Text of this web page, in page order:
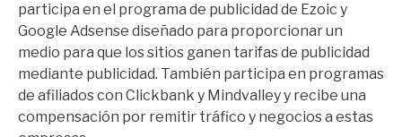
participa en el programa de publicidad de Ezoic y
Google Adsense diseñado para proporcionar un
medio para que los sitios ganen tarifas de publicidad
mediante publicidad. También participa en programas
de afiliados con Clickbank y Mindvalley y recibe una
compensación por remitir tráfico y negocios a estas